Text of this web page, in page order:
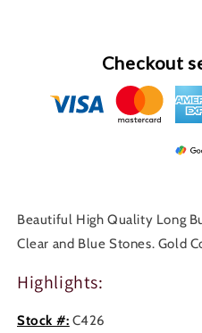
Checkout
Beautiful High Quality Long
Clear and Blue Stones. Gold
Highlights:
Stock #: C426